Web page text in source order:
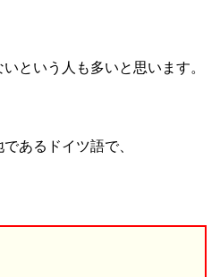
という人も多いと思います。
あるドイツ語で、